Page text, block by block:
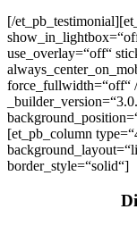
[/
use_overlay=“off“
force_fullwidth=“off“
[et_pb_column
border_style=“solid“]